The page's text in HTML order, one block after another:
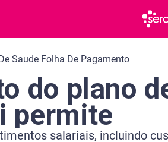
Saude Folha De Pagamento
do plano
permite
salariais, incluindo